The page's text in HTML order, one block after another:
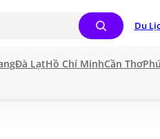
Du
Đà LạtHồ Chí MinhCần Thơ